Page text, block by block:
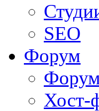
SEO
Форум
Хост-